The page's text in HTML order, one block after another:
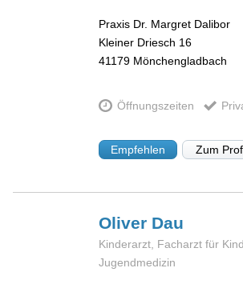
Praxis Dr. Margret Dalibor
Kleiner Driesch 16
41179 Mönchengladbach
Öffnungszeiten
Empfehlen Zum
Oliver Dau
Kinderarzt, Facharzt für
Jugendmedizin